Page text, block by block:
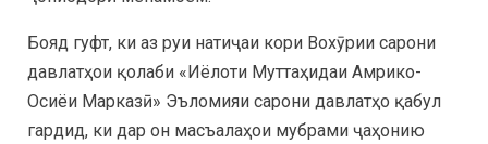
Бояд гуфт, ки аз руи натиҷаи кори Вохӯрии сарони
давлатҳои қолаби «Иёлоти Муттаҳидаи Амрико-
Осиёи Марказӣ» Эъломияи сарони давлатҳо қабул
гардид, ки дар он масъалаҳои мубрами ҷаҳонию